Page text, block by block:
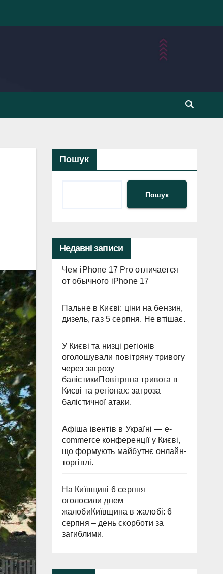
Пошук
Пошук
Недавні записи
Чем iPhone 17 Pro отличается
от обычного iPhone 17
Пальне в Києві: ціни на бензин,
дизель, газ 5 серпня. Не втішає.
У Києві та низці регіонів
оголошували повітряну тривогу
через загрозу
балістикиПовітряна тривога в
Києві та регіонах: загроза
балістичної атаки.
Афіша івентів в Україні — e-
commerce конференції у Києві,
що формують майбутнє онлайн-
торгівлі.
На Київщині 6 серпня
оголосили днем
жалобиКиївщина в жалобі: 6
серпня – день скорботи за
загиблими.